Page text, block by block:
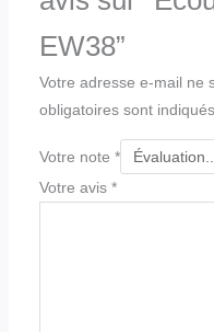
EW38”
Votre adresse e-mail ne
obligatoires sont
Votre note *
Votre avis *